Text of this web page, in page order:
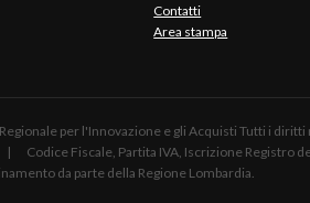
Contatti
Area stampa
per l'Innovazione e gli Acquisti Tutti i
| Codice Fiscale, Partita IVA, Iscrizione Registro
da parte della Regione Lombardia.